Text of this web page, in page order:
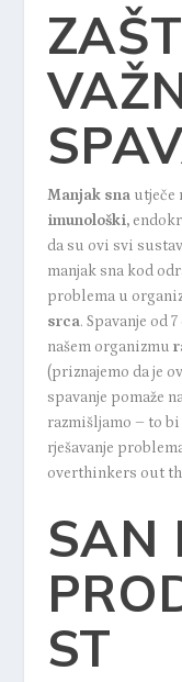
Manjak snautječe
imunološki,
da su ovi svi
manjak sna kod
problema u
srca. Spavanje od
našem organizmu
(priznajemo da je
spavanje pomaže
razmišljamo – to
rješavanje
overthinkers out
SAN
ST